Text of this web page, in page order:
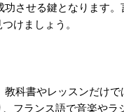
功させる鍵となります
けましょう。
科書やレッスンだけ
フランス語で音楽や